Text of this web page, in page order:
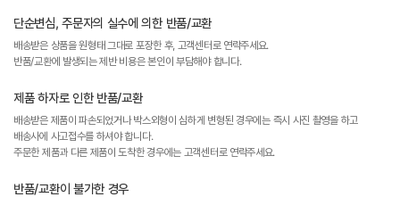
단순변심, 주문자의 실수에 의한 반품/교환
배송받은 상품을 원형태 그대로 포장한 후, 고객센터로 연락주세요.
반품/교환에 발생되는 제반 비용은 본인이 부담해야 합니다.
제품 하자로 인한 반품/교환
배송받은 제품이 파손되었거나 박스외형이 심하게 변형된 경우에는 즉시 사진 촬영을 하고
배송사에 사고접수를 하셔야 합니다.
주문한 제품과 다른 제품이 도착한 경우에는 고객센터로 연락주세요.
반품/교환이 불가한 경우